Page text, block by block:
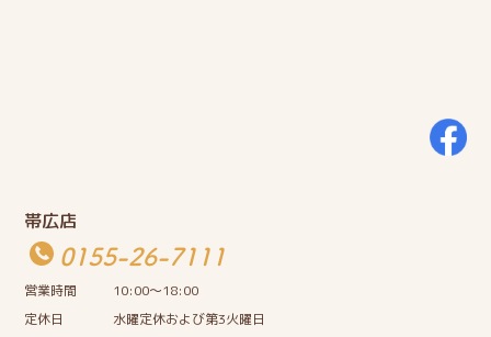
帯広店
0155-26-7111
営業時間
10:00〜18:00
定休日
水曜定休および第3火曜日